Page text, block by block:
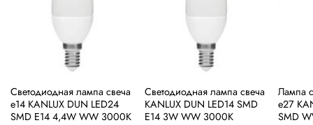
Cветодиодная лампа свеча
е14 KANLUX DUN LED24
SMD E14 4,4W WW 3000K
Cветодиодная лампа свеча
KANLUX DUN LED14 SMD
E14 3W WW 3000K
Лампа
е27
SMD